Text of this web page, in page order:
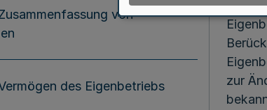
von
des Eigenbetriebs
17.
zur